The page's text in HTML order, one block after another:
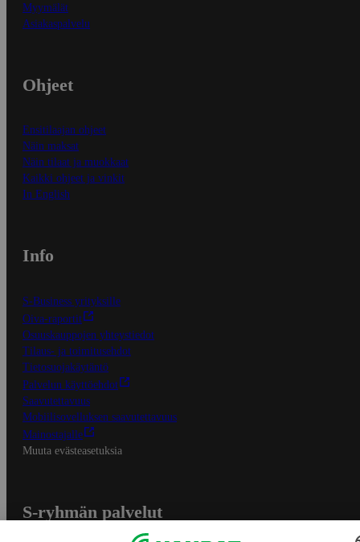
Myymälät
Asiakaspalvelu
Ohjeet
Ensitilaajan ohjeet
Näin maksat
Näin tilaat ja muokkaat
Kaikki ohjeet ja vinkit
In English
Info
S-Business yrityksille
Oiva-raportit
Osuuskauppojen yhteystiedot
Tilaus- ja toimitusehdot
Tietosuojakäytäntö
Palvelun käyttöehdot
Saavutettavuus
Mobiilisovelluksen saavutettavuus
Mainostajalle
Muuta evästeasetuksia
S-ryhmän palvelut